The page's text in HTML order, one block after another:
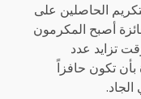
الحاصلين على
أصبح المكرمون
تزايد عدد
تكون حافزاً